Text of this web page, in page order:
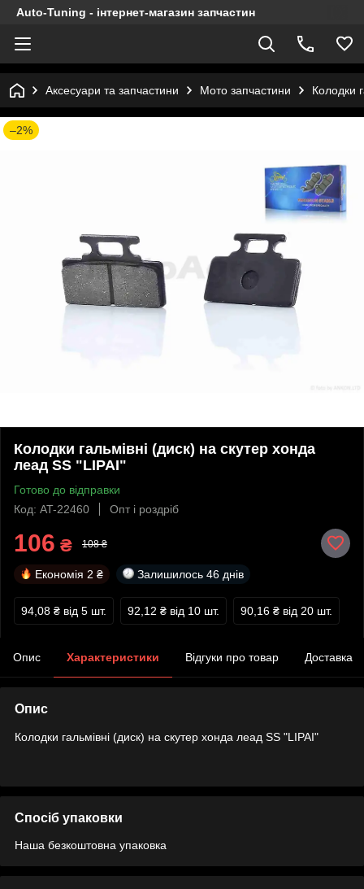
Auto-Tuning - інтернет-магазин запчастин
Аксесуари та запчастини Мото запчастини Колодки
–2%
Колодки гальмівні (диск) на скутер хонда
леад SS "LIPAI"
Готово до відправки
Код: AT-22460
Опт і роздріб
106 ₴ 108 ₴
Економія 2 ₴ Залишилось 46 днів
94,08 ₴ від 5 шт. 92,12 ₴ від 10 шт. 90,16 ₴ від 20 шт.
Опис Характеристики Відгуки про товар Доставка
Опис
Колодки гальмівні (диск) на скутер хонда леад SS "LIPAI"
Спосіб упаковки
Наша безкоштовна упаковка